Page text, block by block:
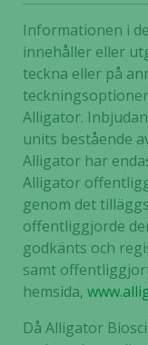
Informationen i
innehåller eller
teckna eller på
Alligator.
units bestående
Alligator har
Alligator
genom det
offentliggjorde
godkänts och
samt
hemsida,
Då Alligator